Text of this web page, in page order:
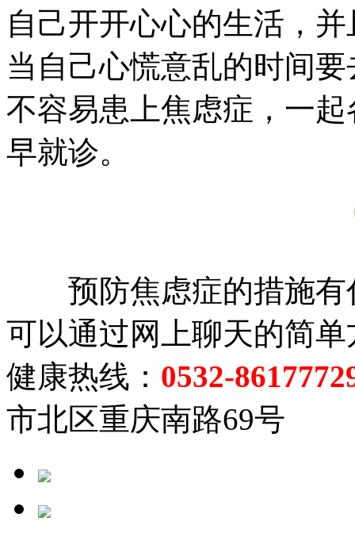
自己开开心心的生活，
当自己心慌意乱的时间
不容易患上焦虑症，一
早就诊。
预防焦虑症的措施有
可以通过网上聊天的简
健康热线： 0532-
市北区重庆南路69号